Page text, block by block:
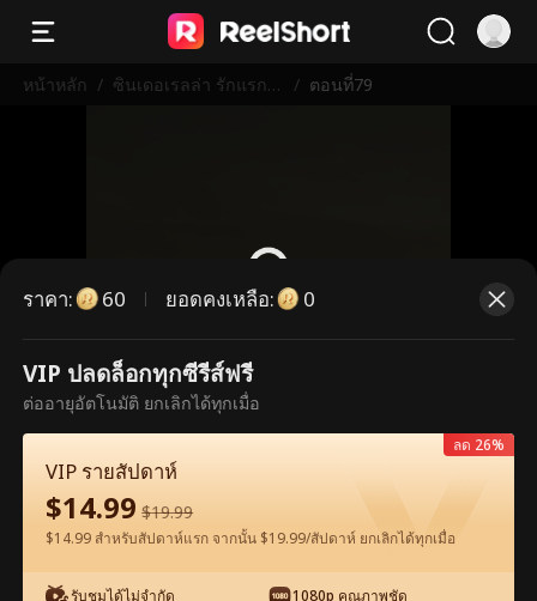
หน้าหลัก / ซินเดอเรลล่า รักแรกที่
/ ตอนที่79
ตอนนี้เป็นตอนพรีเมียม กรุณาปลดล็อก
เพื่อรับชม
ดูฟรีในแอป
ราคา: 60 ยอดคงเหลือ: 0
VIP ปลดล็อกทุกซีรีส์ฟรี
ต่ออายุอัตโนมัติ ยกเลิกได้ทุกเมื่อ
VIP รายสัปดาห์
$14.99 $19.99
$14.99 สำหรับสัปดาห์แรก จากนั้น $19.99/สัปดาห์ ยกเลิกได้ทุกเมื่อ
รับชมได้ไม่จำกัด 1080p คุณภาพชัด
ลด 26%